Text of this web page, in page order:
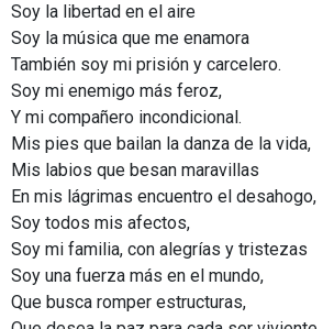
Soy la libertad en el aire
Soy la música que me enamora
También soy mi prisión y carcelero.
Soy mi enemigo más feroz,
Y mi compañero incondicional.
Mis pies que bailan la danza de la vida,
Mis labios que besan maravillas
En mis lágrimas encuentro el desahogo,
Soy todos mis afectos,
Soy mi familia, con alegrías y tristezas
Soy una fuerza más en el mundo,
Que busca romper estructuras,